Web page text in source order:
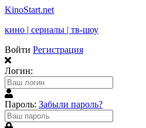
KinoStart.net
кино | сериалы | тв-шоу
Войти Регистрация
Логин:
Пароль: Забыли пароль?